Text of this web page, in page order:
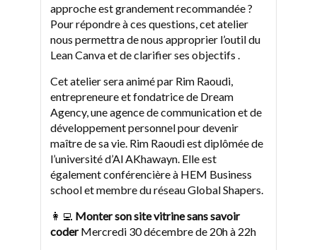
approche est grandement recommandée ?
Pour répondre à ces questions, cet atelier
nous permettra de nous approprier l’outil du
Lean Canva et de clarifier ses objectifs .
Cet atelier sera animé par Rim Raoudi,
entrepreneure et fondatrice de Dream
Agency, une agence de communication et de
développement personnel pour devenir
maître de sa vie. Rim Raoudi est diplômée de
l’université d’Al AKhawayn. Elle est
également conférencière à HEM Business
school et membre du réseau Global Shapers.
👩‍💻 Monter son site vitrine sans savoir
coderMercredi 30 décembre de 20h à 22h